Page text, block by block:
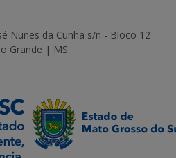
Nunes da Cunha s/n - Bloco 12
Grande | MS